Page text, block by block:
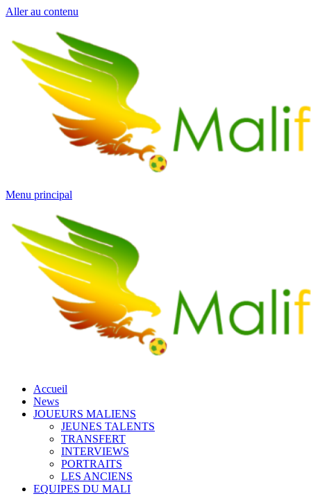
Aller au contenu
Menu principal
Accueil
News
JOUEURS MALIENS
JEUNES TALENTS
TRANSFERT
INTERVIEWS
PORTRAITS
LES ANCIENS
EQUIPES DU MALI